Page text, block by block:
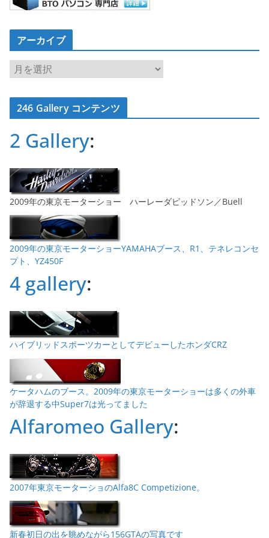
アーカイブ
ア
ー
カ
イ246 Gallery コンテンツ
2 Gallery:
2009年の東京モーターショー ハーレーダビッドソン／Buell
2009年の東京モーターショーYAMAHAブース、R1、テネレコンセ
プト、YZ450F
4 gallery:
ハイブリッドスポーツカーとしてデビューしたホンダCRZ
ケータハムのブース。2009年の東京モーターショーは多くの外車
が辞退する中Super7は光ってました
Alfaromeo Gallery:
2007年東京モーターショのAlfa8C Competizione。
新春初日の出を眺めながら156GTAの写真です